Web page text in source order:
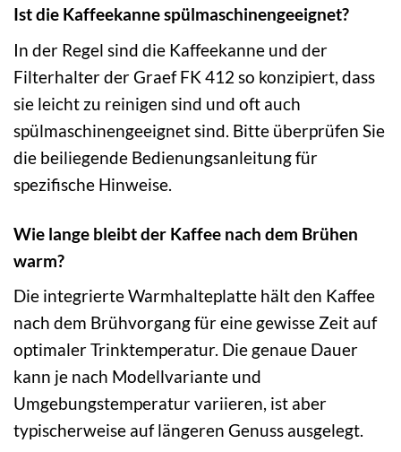
Ist die Kaffeekanne spülmaschinengeeignet?
In der Regel sind die Kaffeekanne und der
Filterhalter der Graef FK 412 so konzipiert, dass
sie leicht zu reinigen sind und oft auch
spülmaschinengeeignet sind. Bitte überprüfen Sie
die beiliegende Bedienungsanleitung für
spezifische Hinweise.
Wie lange bleibt der Kaffee nach dem Brühen
warm?
Die integrierte Warmhalteplatte hält den Kaffee
nach dem Brühvorgang für eine gewisse Zeit auf
optimaler Trinktemperatur. Die genaue Dauer
kann je nach Modellvariante und
Umgebungstemperatur variieren, ist aber
typischerweise auf längeren Genuss ausgelegt.